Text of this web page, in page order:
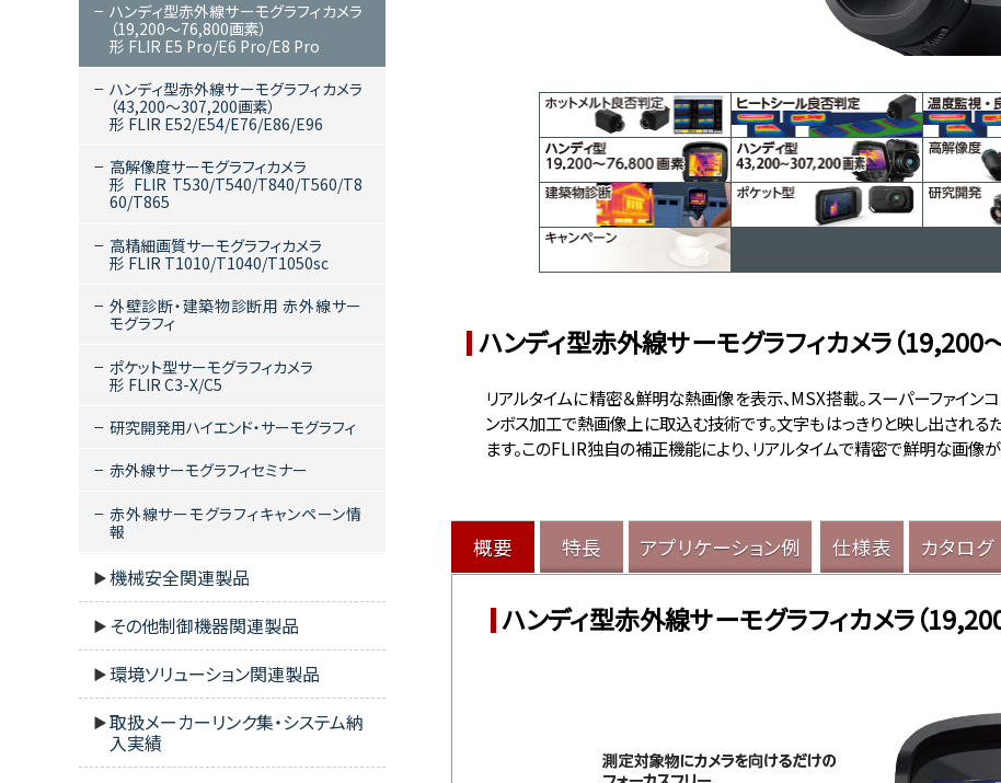
ハンディ型赤外線サーモグラフィカメラ
（19,200～76,800画素）
形 FLIR E5 Pro/E6 Pro/E8 Pro
ハンディ型赤外線サーモグラフィカメラ
（43,200～307,200画素）
形 FLIR E52/E54/E76/E86/E96
高解像度サーモグラフィカメラ
形 FLIR T530/T540/T840/T560/T8
60/T865
高精細画質サーモグラフィカメラ
形 FLIR T1010/T1040/T1050sc
外壁診断・建築物診断用 赤外線サー
モグラフィ
ポケット型サーモグラフィカメラ
形 FLIR C3-X/C5
研究開発用ハイエンド・サーモグラフィ
赤外線サーモグラフィセミナー
赤外線サーモグラフィキャンペーン情
報
機械安全関連製品
その他制御機器関連製品
環境ソリューション関連製品
取扱メーカーリンク集・システム納
入実績
ハンディ型赤外線サーモグラフィカメラ（19,200
リアルタイムに精密＆鮮明な熱画像を表示、MSX搭載。スーパーファイン
ンボス加工で熱画像上に取込む技術です。文字もはっきりと映し出され
ます。このFLIR独自の補正機能により、リアルタイムで精密で鮮明な画像
概要
ハンディ型赤外線サーモグラフィカメラ（
特長 アプリケーション例 仕様表 カタログ